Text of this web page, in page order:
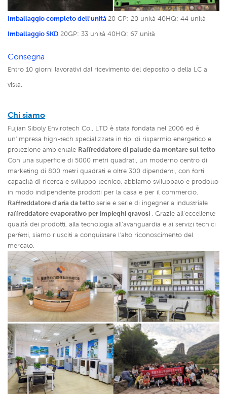
Imballaggio completo dell'unità 20 GP: 20 unità 40HQ: 44 unità
Imballaggio SKD 20GP: 33 unità 40HQ: 67 unità
Consegna
Entro 10 giorni lavorativi dal ricevimento del deposito o della LC a
vista.
Chi siamo
Fujian Siboly Envirotech Co., LTD è stata fondata nel 2006 ed è
un'impresa high-tech specializzata in tipi di risparmio energetico e
protezione ambientale Raffreddatore di palude da montare sul tetto
Con una superficie di 5000 metri quadrati, un moderno centro di
marketing di 800 metri quadrati e oltre 300 dipendenti, con forti
capacità di ricerca e sviluppo tecnico, abbiamo sviluppato e prodotto
in modo indipendente prodotti per la casa e per il commercio.
Raffreddatore d'aria da tetto serie e serie di ingegneria industriale
raffreddatore evaporativo per impieghi gravosi , Grazie all'eccellente
qualità dei prodotti, alla tecnologia all'avanguardia e ai servizi tecnici
perfetti, siamo riusciti a conquistare l'alto riconoscimento del
mercato.